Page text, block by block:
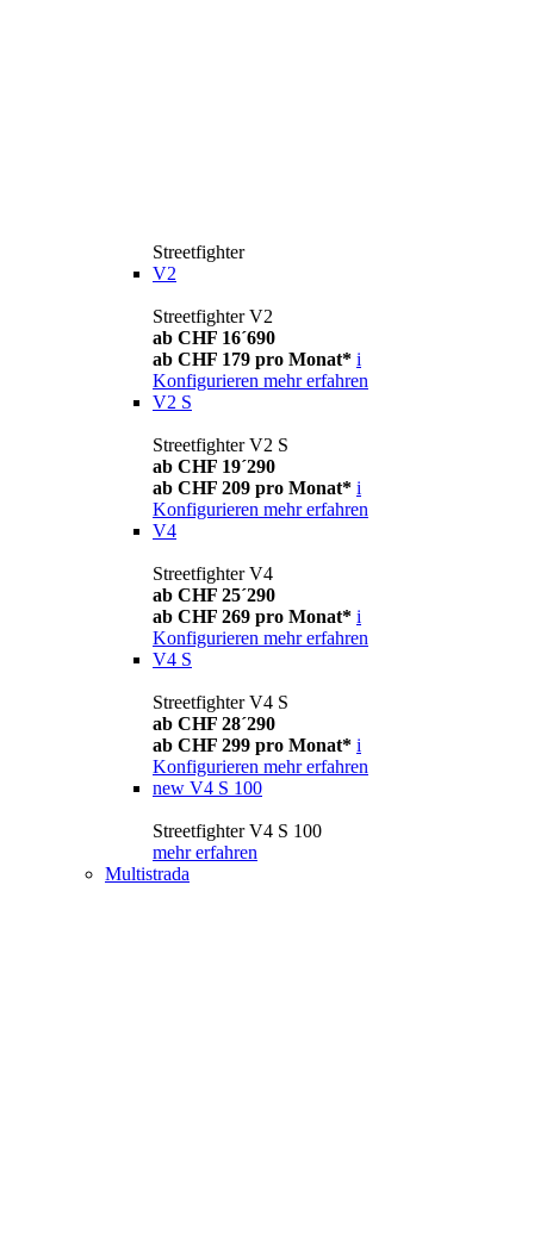
Streetfighter
V2
Streetfighter V2
ab CHF 16´690
ab CHF 179 pro Monat* i
Konfigurieren mehr erfahren
V2 S
Streetfighter V2 S
ab CHF 19´290
ab CHF 209 pro Monat* i
Konfigurieren mehr erfahren
V4
Streetfighter V4
ab CHF 25´290
ab CHF 269 pro Monat* i
Konfigurieren mehr erfahren
V4 S
Streetfighter V4 S
ab CHF 28´290
ab CHF 299 pro Monat* i
Konfigurieren mehr erfahren
new V4 S 100
Streetfighter V4 S 100
mehr erfahren
Multistrada